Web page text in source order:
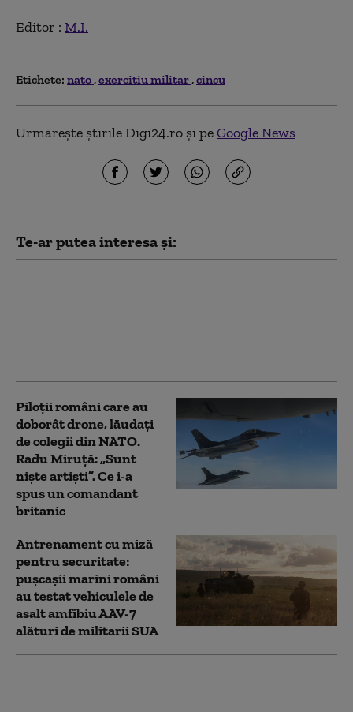
Editor : M.I.
Etichete: nato exercitiu militar cincu
Urmărește știrile Digi24.ro și peGoogle News
Te-ar putea interesa și:
Piloții români care au
doborât drone, lăudați
de colegii din NATO.
Radu Miruță: „Sunt
niște artiști”. Ce i-a
spus un comandant
britanic
Antrenament cu miză
pentru securitate:
pușcașii marini români
au testat vehiculele de
asalt amfibiu AAV-7
alături de militarii SUA